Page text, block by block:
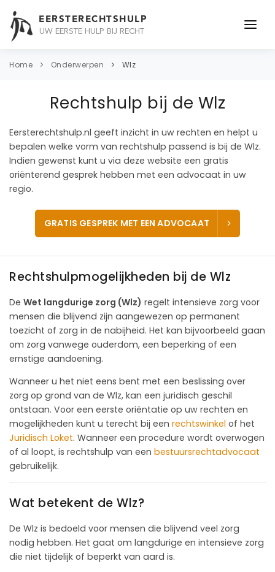
EERSTERECHTSHULP
UW EERSTE HULP BIJ RECHT
ONDERWERPEN
OVER ONS
CONTACT
Home Onderwerpen Wlz
Rechtshulp bij de Wlz
Eersterechtshulp.nl geeft inzicht in uw rechten en helpt u
bepalen welke vorm van rechtshulp passend is bij de Wlz.
Indien gewenst kunt u via deze website een gratis
oriënterend gesprek hebben met een advocaat in uw
regio.
GRATIS GESPREK MET EEN ADVOCAAT
Rechtshulpmogelijkheden bij de Wlz
De Wet langdurige zorg (Wlz) regelt intensieve zorg voor
mensen die blijvend zijn aangewezen op permanent
toezicht of zorg in de nabijheid. Het kan bijvoorbeeld gaan
om zorg vanwege ouderdom, een beperking of een
ernstige aandoening.
Wanneer u het niet eens bent met een beslissing over
zorg op grond van de Wlz, kan een juridisch geschil
ontstaan. Voor een eerste oriëntatie op uw rechten en
mogelijkheden kunt u terecht bij een rechtswinkel of het
Juridisch Loket. Wanneer een procedure wordt overwogen
of al loopt, is rechtshulp van een bestuursrechtadvocaat
gebruikelijk.
Wat betekent de Wlz?
De Wlz is bedoeld voor mensen die blijvend veel zorg
nodig hebben. Het gaat om langdurige en intensieve zorg
die niet tijdelijk of beperkt van aard is.